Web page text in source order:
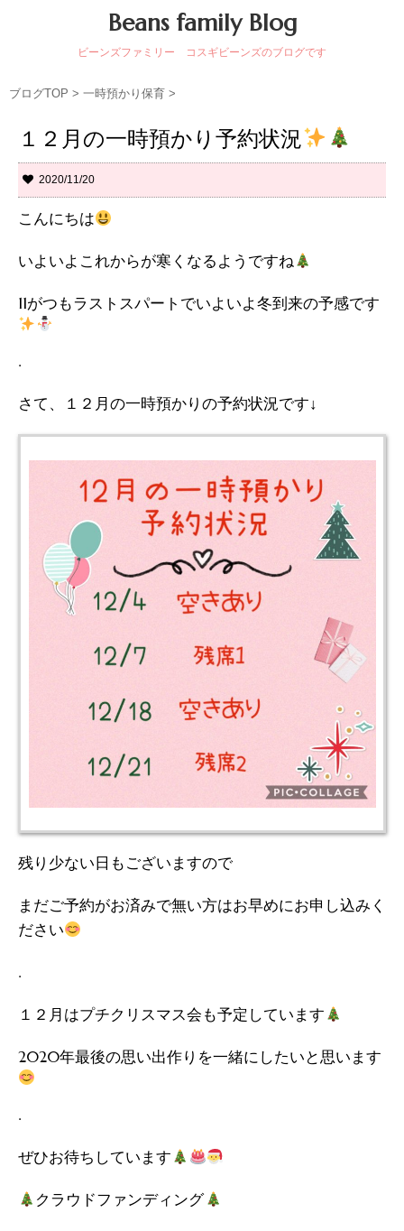
Beans family Blog
ビーンズファミリー コスギビーンズのブログです
ブログTOP > 一時預かり保育 >
１２月の一時預かり予約状況
2020/11/20
こんにちは
いよいよこれからが寒くなるようですね
11がつもラストスパートでいよいよ冬到来の予感です
.
さて、１２月の一時預かりの予約状況です↓
残り少ない日もございますので
まだご予約がお済みで無い方はお早めにお申し込みく
ださい
.
１２月はプチクリスマス会も予定しています
2020年最後の思い出作りを一緒にしたいと思います
.
ぜひお待ちしています
クラウドファンディング